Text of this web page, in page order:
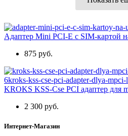
Адаптер Mini PCI-E c SIM-картой
875 руб.
KROKS KSS-Cse PCI адаптер для
2 300 руб.
Интернет-Магазин